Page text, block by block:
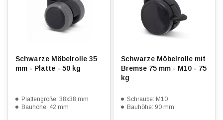
Schwarze Möbelrolle 35
mm - Platte - 50 kg
Plattengröße: 38x38 mm
Bauhöhe: 42 mm
Schwarze Möbelrolle mit
Bremse 75 mm - M10 - 75
kg
Schraube: M10
Bauhöhe: 90 mm